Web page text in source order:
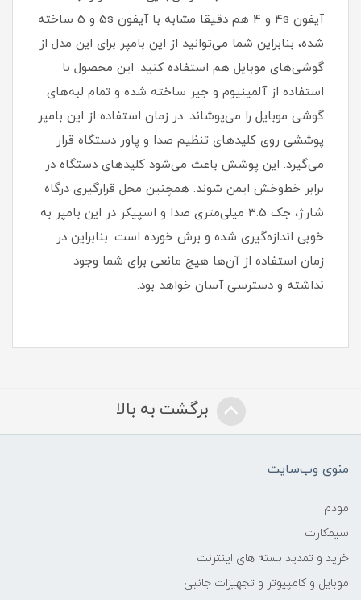
آیفون 4s و 4 هم دقیقا مشابه با آیفون 5s و 5 ساخته
شده، بنابراین شما می‌توانید از این بامپر برای این مدل از
گوشی‌های موبایل هم استفاده کنید. این محصول با
استفاده از آلمینیوم و جیر ساخته شده و تمام لبه‌های
گوشی موبایل را می‌پوشاند. در زمان استفاده از این بامپر
پوششی روی کلیدهای تنظیم صدا و پاور دستگاه قرار
می‌گیرد. این پوشش باعث می‌شود کلیدهای دستگاه در
برابر خط‌وخش ایمن شوند. همچنین محل قرارگیری درگاه
شارژ، جک 3.5 میلی‌متری صدا و اسپیکر در این بامپر به
خوبی اندازه‌گیری شده و برش خورده است. بنابراین در
زمان استفاده از آن‌ها هیچ مانعی برای شما وجود
نداشته و دسترسی آسان خواهد بود.
برگشت به بالا
منوی وب‌سایت
مودم
سیمکارت
خرید و تمدید بسته های اینترنت
موبایل و کامپیوتر و تجهیزات جانبی